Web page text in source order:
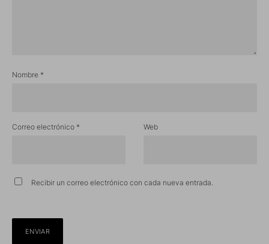
Nombre *
Correo electrónico * Web
Recibir un correo electrónico con cada nueva entrada.